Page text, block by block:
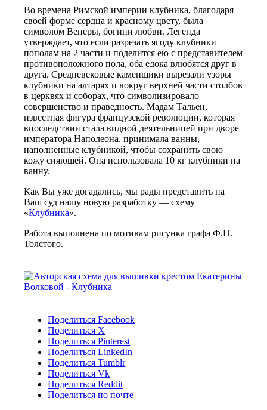
Во времена Римской империи клубника, благодаря
своей форме сердца и красному цвету, была
символом Венеры, богини любви. Легенда
утверждает, что если разрезать ягоду клубники
пополам на 2 части и поделится ею с представителем
противоположного пола, оба едока влюбятся друг в
друга. Средневековые каменщики вырезали узоры
клубники на алтарях и вокруг верхней части столбов
в церквях и соборах, что символизировало
совершенство и праведность. Мадам Тальен,
известная фигура французской революции, которая
впоследствии стала видной деятельницей при дворе
императора Наполеона, принимала ванны,
наполненные клубникой, чтобы сохранить свою
кожу сияющей. Она использовала 10 кг клубники на
ванну.
Как Вы уже догадались, мы рады представить на
Ваш суд нашу новую разработку — схему
«Клубника«.
Работа выполнена по мотивам рисунка графа Ф.П.
Толстого.
Поделиться Facebook
Поделиться X
Поделиться Pinterest
Поделиться LinkedIn
Поделиться Tumblr
Поделиться Vk
Поделиться Reddit
Поделиться по почте